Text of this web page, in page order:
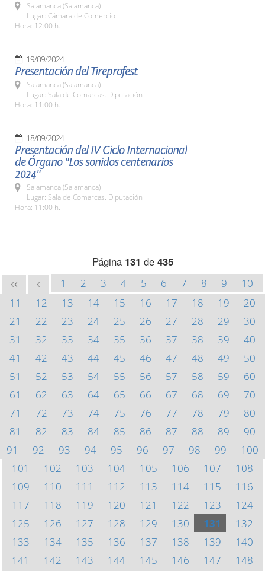
Salamanca (Salamanca)
Lugar: Cámara de Comercio
Hora: 12:00 h.
19/09/2024
Presentación del Tireprofest
Salamanca (Salamanca)
Lugar: Sala de Comarcas. Diputación
Hora: 11:00 h.
18/09/2024
Presentación del IV Ciclo Internacional
de Órgano "Los sonidos centenarios
2024"
Salamanca (Salamanca)
Lugar: Sala de Comarcas. Diputación
Hora: 11:00 h.
Página 131 de 435
<< < 1 2 3 4 5 6 7 8 9
10
11
12 13 14 15 16 17 18 19
20
21
22 23 24 25 26 27 28 29
30
31
32 33 34 35 36 37 38 39
40
41
42 43 44 45 46 47 48 49
50
51
52 53 54 55 56 57 58 59
60
61
62 63 64 65 66 67 68 69
70
71
72 73 74 75 76 77 78 79
80
81
82 83 84 85 86 87 88 89
90
91
92 93 94 95 96 97 98 99
100
101
102 103 104 105 106 107
108
109
110 111 112 113 114 115
116
117
118 119 120 121 122 123
124
125
126 127 128 129 130 131
132
133
134 135 136 137 138 139
140
141
142 143 144 145 146 147
148